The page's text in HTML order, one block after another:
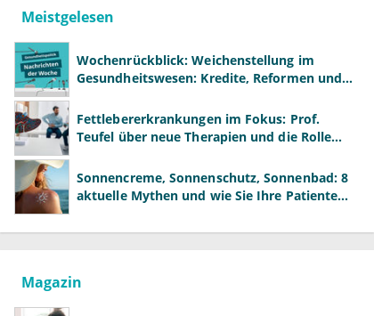
Meistgelesen
Wochenrückblick: Weichenstellung im
Gesundheitswesen: Kredite, Reformen und
Fettlebererkrankungen im Fokus: Prof.
Teufel über neue Therapien und die Rolle
Sonnencreme, Sonnenschutz, Sonnenbad: 8
aktuelle Mythen und wie Sie Ihre Patienten
Magazin